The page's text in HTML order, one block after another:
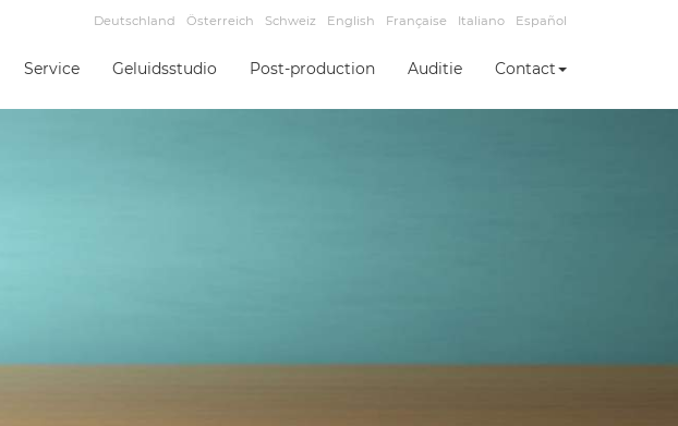
Deutschland Österreich Schweiz English Française Italiano Español
Service Geluidsstudio Post-production Auditie Contact